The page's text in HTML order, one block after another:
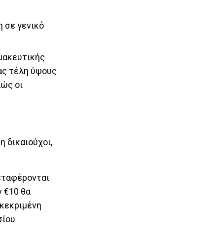
σε γενικό
τέλη ύψους
οι
δικαιούχοι,
€10 θα